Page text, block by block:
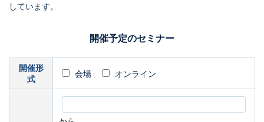
しています。
開催予定のセミナー
開催形
式
会場 オンライン